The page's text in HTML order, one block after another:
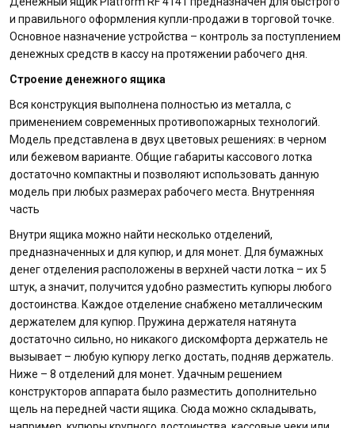
и правильного оформления купли-продажи в торговой точке.
Основное назначение устройства – контроль за поступлением
денежных средств в кассу на протяжении рабочего дня.
Строение денежного ящика
Вся конструкция выполнена полностью из металла, с
применением современных противопожарных технологий.
Модель представлена в двух цветовых решениях: в черном
или бежевом варианте. Общие габариты кассового лотка
достаточно компактны и позволяют использовать данную
модель при любых размерах рабочего места. Внутренняя
часть
Внутри ящика можно найти несколько отделений,
предназначенных и для купюр, и для монет. Для бумажных
денег отделения расположены в верхней части лотка – их 5
штук, а значит, получится удобно разместить купюры любого
достоинства. Каждое отделение снабжено металлическим
держателем для купюр. Пружина держателя натянута
достаточно сильно, но никакого дискомфорта держатель не
вызывает – любую купюру легко достать, подняв держатель.
Ниже – 8 отделений для монет. Удачным решением
конструкторов аппарата было разместить дополнительно
щель на передней части ящика. Сюда можно складывать,